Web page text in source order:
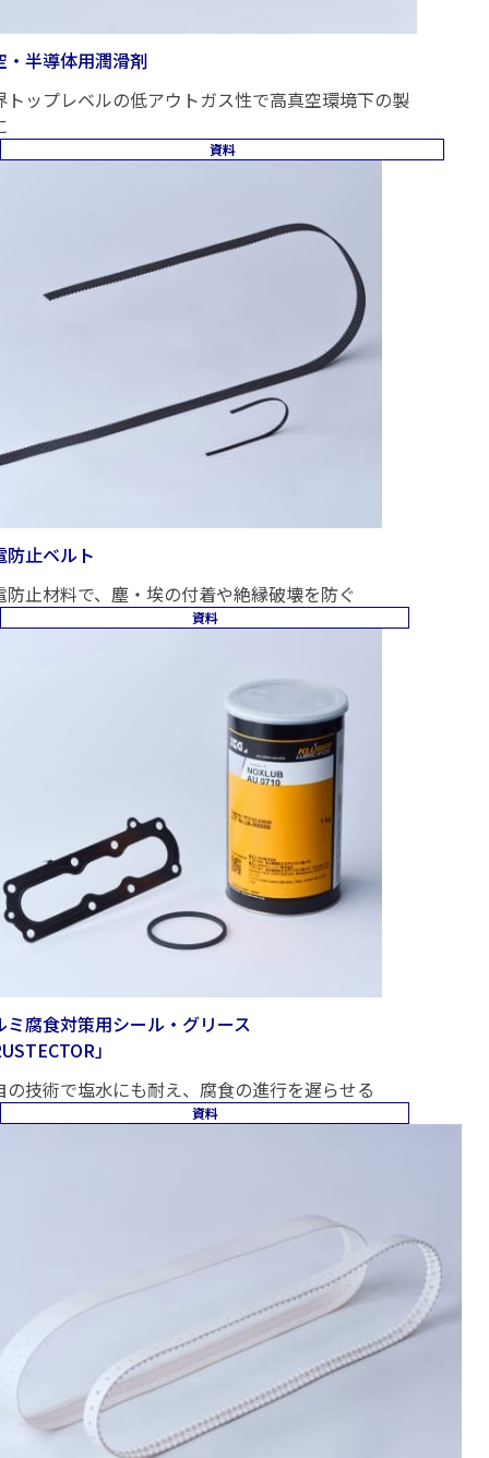
・半導体用潤滑剤
トップレベルの低アウトガス性で高真空環境下の製
資料
防止ベルト
防止材料で、塵・埃の付着や絶縁破壊を防ぐ
資料
ミ腐食対策用シール・グリース
」
の技術で塩水にも耐え、腐食の進行を遅らせる
資料